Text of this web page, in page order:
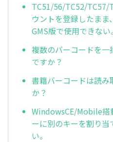
TC51/56/TC52/TC57/
ウントを登録したまま
GMS版で使用できない。
複数のバーコードを
ですか？
書籍バーコードは読
か？
WindowsCE/Mobile搭
ーに別のキーを割り当
い。